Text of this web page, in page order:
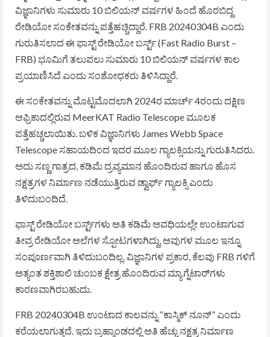
ವಿಜ್ಞಾನಿಗಳು ಸುಮಾರು 10 ಬಿಲಿಯನ್ ವರ್ಷಗಳ ಹಿಂದೆ ಹೊರಬಿದ್ದ
ರೇಡಿಯೋ ಸಂಕೇತವನ್ನು ಪತ್ತೆಹಚ್ಚಿದ್ದಾರೆ. FRB 20240304B ಎಂದು
ಗುರುತಿಸಲಾದ ಈ ಫಾಸ್ಟ್ ರೇಡಿಯೋ ಬರ್ಸ್ಟ್ (Fast Radio Burst –
FRB) ಭೂಮಿಗೆ ತಲುಪಲು ಸುಮಾರು 10 ಬಿಲಿಯನ್ ವರ್ಷಗಳ ಕಾಲ
ಪ್ರಯಾಣಿಸಿದೆ ಎಂದು ಸಂಶೋಧಕರು ತಿಳಿಸಿದ್ದಾರೆ.
ಈ ಸಂಕೇತವನ್ನು ಮೊಟ್ಟಮೊದಲಾಗಿ 2024ರ ಮಾರ್ಚ್ 4ರಂದು ದಕ್ಷಿಣ
ಆಫ್ರಿಕಾದಲ್ಲಿರುವ MeerKAT Radio Telescope ಮೂಲಕ
ಪತ್ತೆಹಚ್ಚಲಾಯಿತು. ಬಳಿಕ ವಿಜ್ಞಾನಿಗಳು James Webb Space
Telescope ಸಹಾಯದಿಂದ ಇದರ ಮೂಲ ಗ್ಯಾಲಕ್ಸಿಯನ್ನು ಗುರುತಿಸಿದರು.
ಅದು ಸಣ್ಣ ಗಾತ್ರದ, ಕಡಿಮೆ ದ್ರವ್ಯಮಾನ ಹೊಂದಿರುವ ಹಾಗೂ ಹೊಸ
ನಕ್ಷತ್ರಗಳ ನಿರ್ಮಾಣ ನಡೆಯುತ್ತಿರುವ ಡ್ವಾರ್ಫ್ ಗ್ಯಾಲಕ್ಸಿ ಎಂದು
ತಿಳಿದುಬಂದಿದೆ.
ಫಾಸ್ಟ್ ರೇಡಿಯೋ ಬರ್ಸ್ಟ್‌ಗಳು ಅತಿ ಕಡಿಮೆ ಅವಧಿಯಲ್ಲೇ ಉಂಟಾಗುವ
ತೀವ್ರ ರೇಡಿಯೋ ಅಲೆಗಳ ಸ್ಪೋಟಗಳಾಗಿದ್ದು, ಅವುಗಳ ಮೂಲ ಇನ್ನೂ
ಸಂಪೂರ್ಣವಾಗಿ ತಿಳಿದುಬಂದಿಲ್ಲ. ವಿಜ್ಞಾನಿಗಳ ಪ್ರಕಾರ, ಕೆಲವು FRB ಗಳಿಗೆ
ಅತ್ಯಂತ ಶಕ್ತಿಶಾಲಿ ಚುಂಬಕ ಕ್ಷೇತ್ರ ಹೊಂದಿರುವ ಮ್ಯಾಗ್ನೆಟಾರ್‌ಗಳು
ಕಾರಣವಾಗಿರಬಹುದು.
FRB 20240304B ಉಂಟಾದ ಕಾಲವನ್ನು “ಕಾಸ್ಮಿಕ್ ನೂನ್” ಎಂದು
ಕರೆಯಲಾಗುತ್ತದೆ. ಇದು ಬ್ರಹ್ಮಾಂಡದಲ್ಲಿ ಅತಿ ಹೆಚ್ಚು ನಕ್ಷತ್ರ ನಿರ್ಮಾಣ